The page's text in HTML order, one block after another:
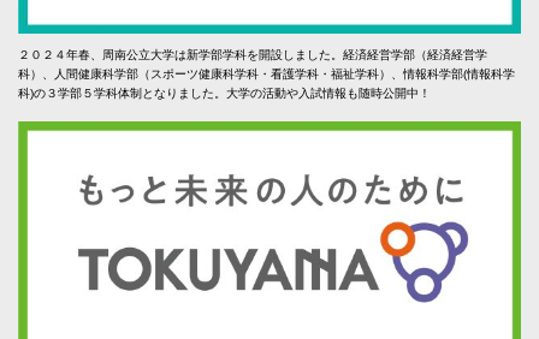
２０２４年春、周南公立大学は新学部学科を開設しました。経済経営学部（経済経営学
科）、人間健康科学部（スポーツ健康科学科・看護学科・福祉学科）、情報科学部(情報科学
科)の３学部５学科体制となりました。大学の活動や入試情報も随時公開中！